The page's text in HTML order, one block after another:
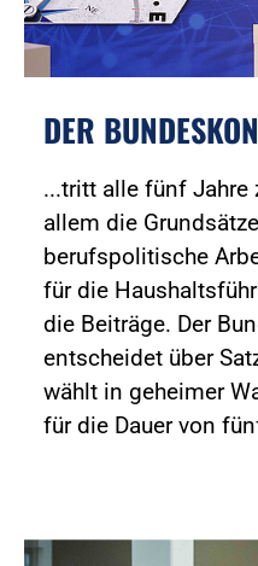
DER
...tritt alle fünf Jahre
allem die
berufspolitische
für die
die Beiträge. Der
entscheidet über
wählt in geheimer
für die Dauer von